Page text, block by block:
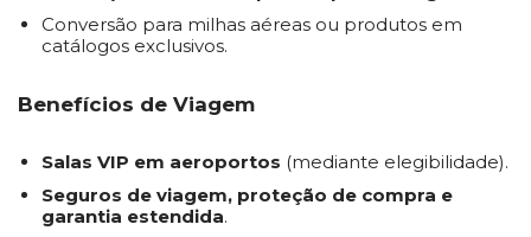
Conversão para milhas aéreas ou produtos em
catálogos exclusivos.
Benefícios de Viagem
Salas VIP em aeroportos (mediante elegibilidade).
Seguros de viagem, proteção de compra e
garantia estendida.